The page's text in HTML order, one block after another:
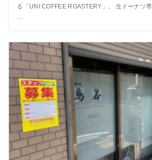
る「UNI COFFEE ROASTERY」。 生ドーナツ